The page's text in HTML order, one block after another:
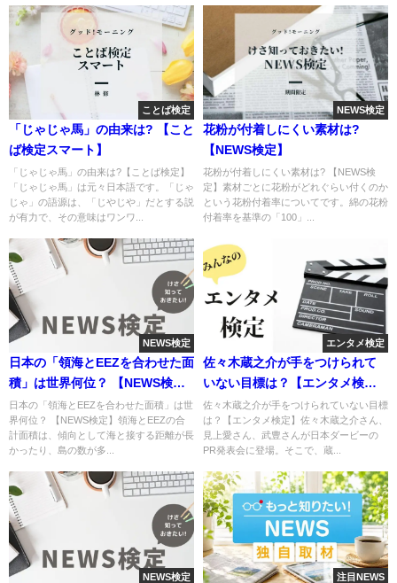
ことば検定
「じゃじゃ馬」の由来は? 【こと
ば検定スマート】
「じゃじゃ馬」の由来は?【ことば検定】
「じゃじゃ馬」は元々日本語です。「じゃ
じゃ」の語源は、「じやじや」だとする説
が有力で、その意味はワンワ...
NEWS検定
花粉が付着しにくい素材は?
【NEWS検定】
花粉が付着しにくい素材は? 【NEWS検
定】素材ごとに花粉がどれぐらい付くのか
という花粉付着率についてです。綿の花粉
付着率を基準の「100」...
NEWS検定
日本の「領海とEEZを合わせた面
積」は世界何位？ 【NEWS検
定】
日本の「領海とEEZを合わせた面積」は世
界何位？ 【NEWS検定】領海とEEZの合
計面積は、傾向として海と接する距離が長
かったり、島の数が多...
エンタメ検定
佐々木蔵之介が手をつけられて
いない目標は？【エンタメ検
定】
佐々木蔵之介が手をつけられていない目標
は？【エンタメ検定】佐々木蔵之介さん、
見上愛さん、武豊さんが日本ダービーの
PR発表会に登場。そこで、蔵...
NEWS検定 注目NEWS